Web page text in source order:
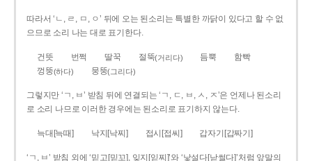
따라서 ‘ㄴ, ㄹ, ㅁ, ㅇ’ 뒤에 오는 된소리는 특별한 까닭이 있다고 할 수 없
으므로 소리 나는 대로 표기한다.
건뜻 번쩍 딸꾹 절뚝(거리다) 듬뿍
함빡
껑뚱(하다) 뭉뚱(그리다)
그렇지만 ‘ㄱ, ㅂ’ 받침 뒤에 연결되는 ‘ㄱ, ㄷ, ㅂ, ㅅ, ㅈ’은 언제나 된소리
로 소리 나므로 이러한 경우에는 된소리로 표기하지 않는다.
늑대[늑때] 낙지[낙찌] 접시[접씨] 갑자기[갑짜기]
‘ㄱ, ㅂ’ 받침 외에 ‘믿고[믿꼬], 잊지[읻찌]’와 ‘낯설다[낟썰다]’처럼 앞말의